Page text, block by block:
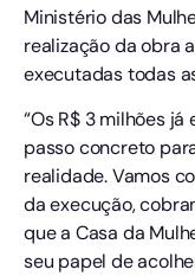
Ministério das
realização da obra
executadas todas
“Os R$ 3 milhões
passo concreto
realidade. Vamos
da execução,
que a Casa da
seu papel de